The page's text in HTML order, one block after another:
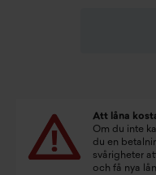
Att låna
Om du inte
du en
svårigheter
och få nya